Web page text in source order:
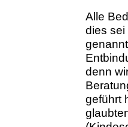
Alle
dies sei
denn
geführt